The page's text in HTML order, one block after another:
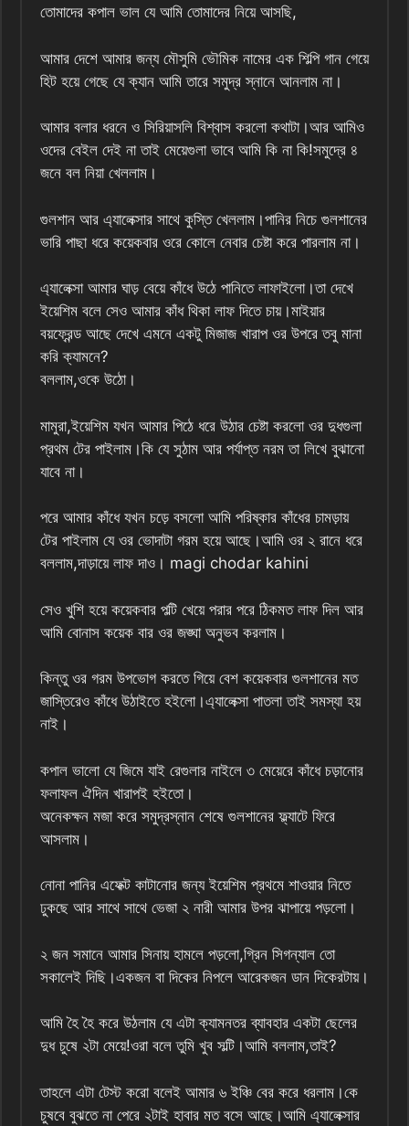
তোমাদের কপাল ভাল যে আমি তোমাদের নিয়ে আসছি,
আমার দেশে আমার জন্য মৌসুমি ভৌমিক নামের এক শিল্পি গান গেয়ে
হিট হয়ে গেছে যে ক্যান আমি তারে সমুদ্র স্নানে আনলাম না।
আমার বলার ধরনে ও সিরিয়াসলি বিশ্বাস করলো কথাটা।আর আমিও
ওদের বেইল দেই না তাই মেয়েগুলা ভাবে আমি কি না কি!সমুদ্রে ৪
জনে বল নিয়া খেললাম।
গুলশান আর এ্যালেক্সার সাথে কুস্তি খেললাম।পানির নিচে গুলশানের
ভারি পাছা ধরে কয়েকবার ওরে কোলে নেবার চেষ্টা করে পারলাম না।
এ্যালেক্সা আমার ঘাড় বেয়ে কাঁধে উঠে পানিতে লাফাইলো।তা দেখে
ইয়েশিম বলে সেও আমার কাঁধ থিকা লাফ দিতে চায়।মাইয়ার
বয়ফ্রেন্ড আছে দেখে এমনে একটু মিজাজ খারাপ ওর উপরে তবু মানা
করি ক্যামনে?
বললাম,ওকে উঠো।
মামুরা,ইয়েশিম যখন আমার পিঠে ধরে উঠার চেষ্টা করলো ওর দুধগুলা
প্রথম টের পাইলাম।কি যে সুঠাম আর পর্যাপ্ত নরম তা লিখে বুঝানো
যাবে না।
পরে আমার কাঁধে যখন চড়ে বসলো আমি পরিষ্কার কাঁধের চামড়ায়
টের পাইলাম যে ওর ভোদাটা গরম হয়ে আছে।আমি ওর ২ রানে ধরে
বললাম,দাড়ায়ে লাফ দাও। magi chodar kahini
সেও খুশি হয়ে কয়েকবার পল্টি খেয়ে পরার পরে ঠিকমত লাফ দিল আর
আমি বোনাস কয়েক বার ওর জঙ্ঘা অনুভব করলাম।
কিন্তু ওর গরম উপভোগ করতে গিয়ে বেশ কয়েকবার গুলশানের মত
জাস্তিরেও কাঁধে উঠাইতে হইলো।এ্যালেক্সা পাতলা তাই সমস্যা হয়
নাই।
কপাল ভালো যে জিমে যাই রেগুলার নাইলে ৩ মেয়েরে কাঁধে চড়ানোর
ফলাফল ঐদিন খারাপই হইতো।
অনেকক্ষন মজা করে সমুদ্রস্নান শেষে গুলশানের ফ্ল্যাটে ফিরে
আসলাম।
নোনা পানির এফেক্ট কাটানোর জন্য ইয়েশিম প্রথমে শাওয়ার নিতে
ঢুকছে আর সাথে সাথে ভেজা ২ নারী আমার উপর ঝাপায়ে পড়লো।
২ জন সমানে আমার সিনায় হামলে পড়লো,গ্রিন সিগন্যাল তো
সকালেই দিছি।একজন বা দিকের নিপলে আরেকজন ডান দিকেরটায়।
আমি হৈ হৈ করে উঠলাম যে এটা ক্যামনতর ব্যাবহার একটা ছেলের
দুধ চুষে ২টা মেয়ে!ওরা বলে তুমি খুব সল্টি।আমি বললাম,তাই?
তাহলে এটা টেস্ট করো বলেই আমার ৬ ইঞ্চি বের করে ধরলাম।কে
চুষবে বুঝতে না পেরে ২টাই হাবার মত বসে আছে।আমি এ্যালেক্সার